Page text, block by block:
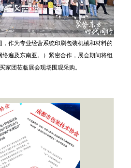
作为专业经营系统印刷包装机械和材料的
遍及东南亚。）紧密合作，展会期间将组
家团莅临展会现场围观采购。